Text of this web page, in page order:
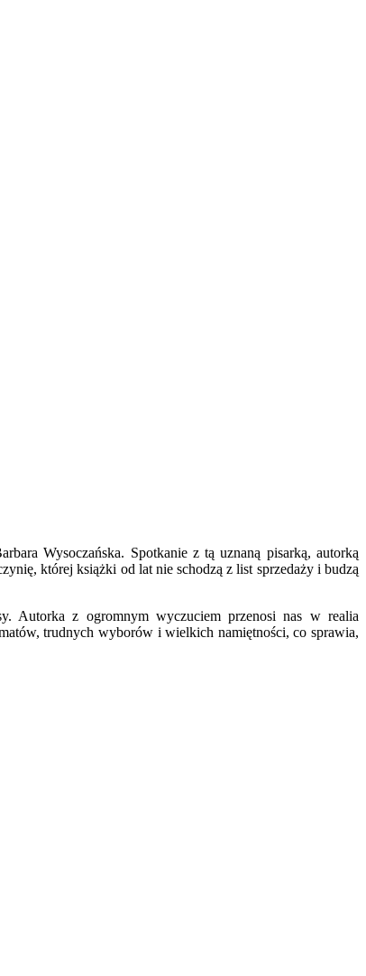
Wysoczańska. Spotkanie z tą uznaną pisarką, autorką
której książki od lat nie schodzą z list sprzedaży i budzą
Autorka z ogromnym wyczuciem przenosi nas w realia
trudnych wyborów i wielkich namiętności, co sprawia,